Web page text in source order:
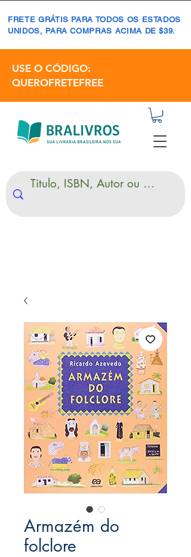
FRETE GRÁTIS PARA TODOS OS ESTADOS
UNIDOS, PARA COMPRAS ACIMA DE $39.
USE O CÓDIGO:
QUEROFRETEFREE
Armazém do
folclore